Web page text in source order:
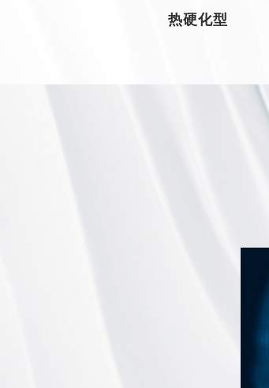
热硬化型
热硬化型
热硬化型